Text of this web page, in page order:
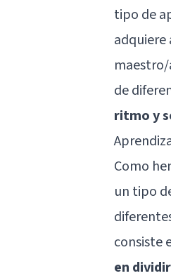
tipo de
adquiere
de
ritmo y
Como
un tipo
consiste
en